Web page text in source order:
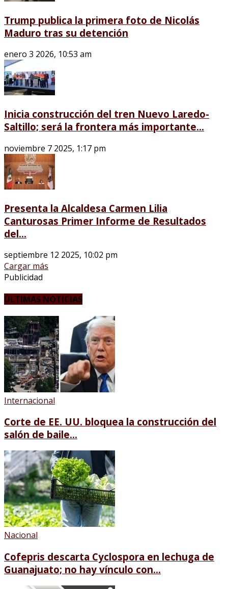
Trump publica la primera foto de Nicolás
Maduro tras su detención
enero 3 2026, 10:53 am
Inicia construcción del tren Nuevo Laredo-
Saltillo; será la frontera más importante...
noviembre 7 2025, 1:17 pm
Presenta la Alcaldesa Carmen Lilia
Canturosas Primer Informe de Resultados
del...
septiembre 12 2025, 10:02 pm
Cargar más
Publicidad
ÚLTIMAS NOTICIAS
Internacional
Corte de EE. UU. bloquea la construcción del
salón de baile...
Nacional
Cofepris descarta Cyclospora en lechuga de
Guanajuato; no hay vínculo con...